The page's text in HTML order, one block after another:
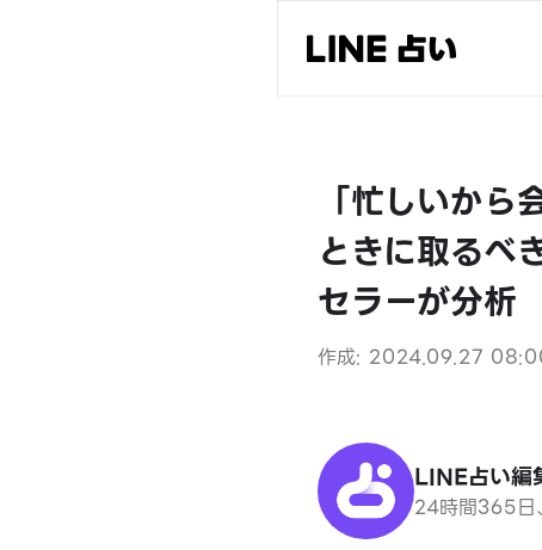
「忙しいか
ときに取るべ
セラーが分析
作成: 2024.09.27
LINE占い編
24時間365日